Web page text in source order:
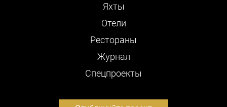
Яхты
Отели
Рестораны
Журнал
Cпецпроекты